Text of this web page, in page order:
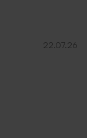
22.07.26